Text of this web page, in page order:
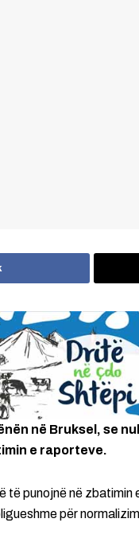
në Bruksel, se
e raporteve.
të punojnë në
për